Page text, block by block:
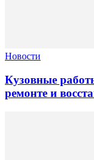
Новости
Кузовные
ремонте и